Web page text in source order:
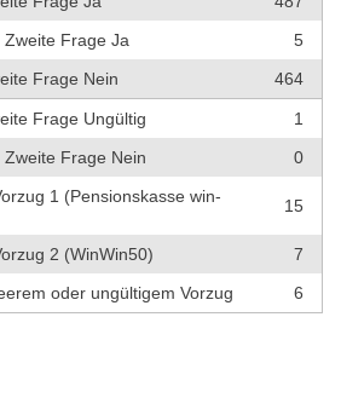
Frage Ja
5
Frage Nein
464
Frage Ungültig
1
Frage Nein
0
1 (Pensionskasse win-
15
2 (WinWin50)
7
oder ungültigem Vorzug
6